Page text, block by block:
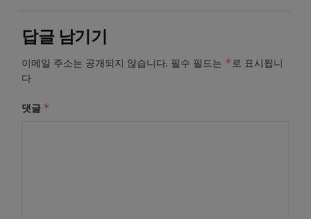
답글 남기기
이메일 주소는 공개되지 않습니다. 필수 필드는 *로 표시됩니
다
댓글 *